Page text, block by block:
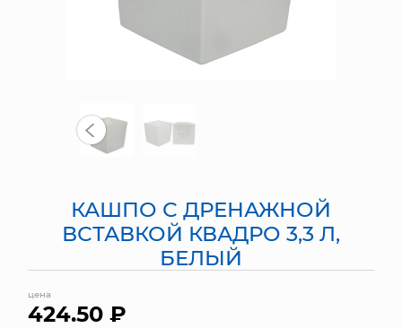
ВАЗЫ
КОРЗИНЫ
СУНДУКИ
ИСКУССТВЕННЫЕ ЦВЕТЫ
КАШПО С ДРЕНАЖНОЙ
ВСТАВКОЙ КВАДРО 3,3 Л,
БЕЛЫЙ
цена
424.50 ₽